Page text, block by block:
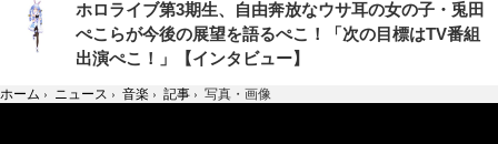
ホロライブ第3期生、自由奔放なウサ耳の女の子・兎田
ぺこらが今後の展望を語るぺこ！「次の目標はTV番組
出演ぺこ！」【インタビュー】
ホーム › ニュース › 音楽 › 記事 › 写真・画像